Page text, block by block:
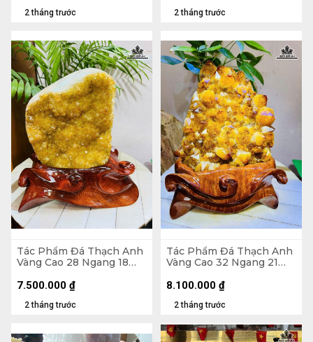
2 tháng trước 2 tháng trước
Tác Phẩm Đá Thạch Anh
Vàng Cao 28 Ngang 18
2 tháng trước
7.500.000 ₫
Tác Phẩm Đá Thạch Anh
Vàng Cao 32 Ngang 21
2 tháng trước
8.100.000 ₫